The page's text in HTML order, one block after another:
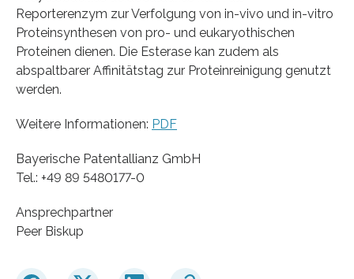
Reporterenzym zur Verfolgung von in-vivo und in-vitro
Proteinsynthesen von pro- und eukaryothischen
Proteinen dienen. Die Esterase kan zudem als
abspaltbarer Affinitätstag zur Proteinreinigung genutzt
werden.
Weitere Informationen: PDF
Bayerische Patentallianz GmbH
Tel.: +49 89 5480177-0
Ansprechpartner
Peer Biskup